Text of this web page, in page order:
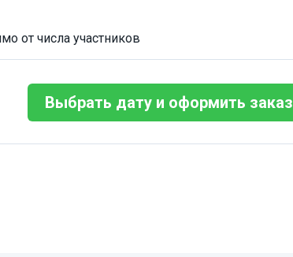
от числа участников
Выбрать дату и оформить заказ